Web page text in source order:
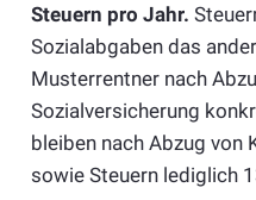
Steuern pro Jahr.
Sozialabgaben das
Musterrentner nach
Sozialversicherung
bleiben nach Abzug von
sowie Steuern lediglich